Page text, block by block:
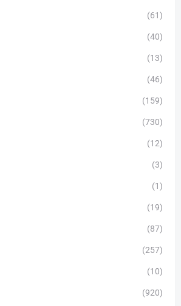
(61)
(40)
(13)
(46)
(159)
(730)
(12)
(3)
(1)
(19)
(87)
(257)
(10)
(920)